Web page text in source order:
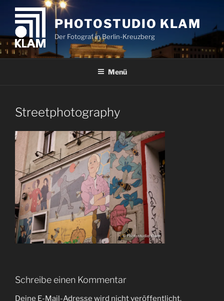
Zum
Inhalt
springen
PHOTOSTUDIO KLAM
Der Fotograf in Berlin-Kreuzberg
Menü
Streetphotography
Schreibe einen Kommentar
Deine E-Mail-Adresse wird nicht veröffentlicht.